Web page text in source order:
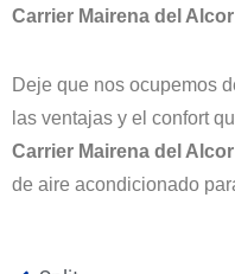
Carrier Mairena del Alcor
Deje que nos ocupemos
las ventajas y el confort
Carrier Mairena del Alcor
de aire acondicionado